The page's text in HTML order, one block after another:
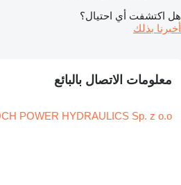
هل اكتشفت أي احتيال؟
أخبرنا بذلك
معلومات الاتصال بالبائع
POWER HYDRAULICS Sp. z o.o.